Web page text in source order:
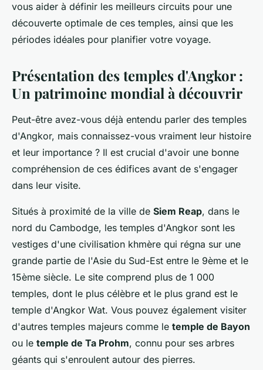
vous aider à définir les meilleurs circuits pour une
découverte optimale de ces temples, ainsi que les
périodes idéales pour planifier votre voyage.
Présentation des temples d'Angkor :
Un patrimoine mondial à découvrir
Peut-être avez-vous déjà entendu parler des temples
d'Angkor, mais connaissez-vous vraiment leur histoire
et leur importance ? Il est crucial d'avoir une bonne
compréhension de ces édifices avant de s'engager
dans leur visite.
Situés à proximité de la ville de Siem Reap, dans le
nord du Cambodge, les temples d'Angkor sont les
vestiges d'une civilisation khmère qui régna sur une
grande partie de l'Asie du Sud-Est entre le 9ème et le
15ème siècle. Le site comprend plus de 1 000
temples, dont le plus célèbre et le plus grand est le
temple d'Angkor Wat. Vous pouvez également visiter
d'autres temples majeurs comme le temple de Bayon
ou le temple de Ta Prohm, connu pour ses arbres
géants qui s'enroulent autour des pierres.